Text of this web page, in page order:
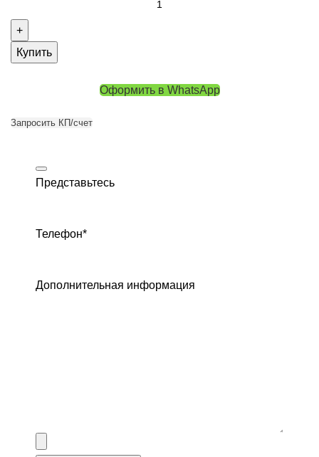
Купить
Оформить в WhatsApp
Запросить КП/счет
Представьтесь
Телефон*
Дополнительная информация